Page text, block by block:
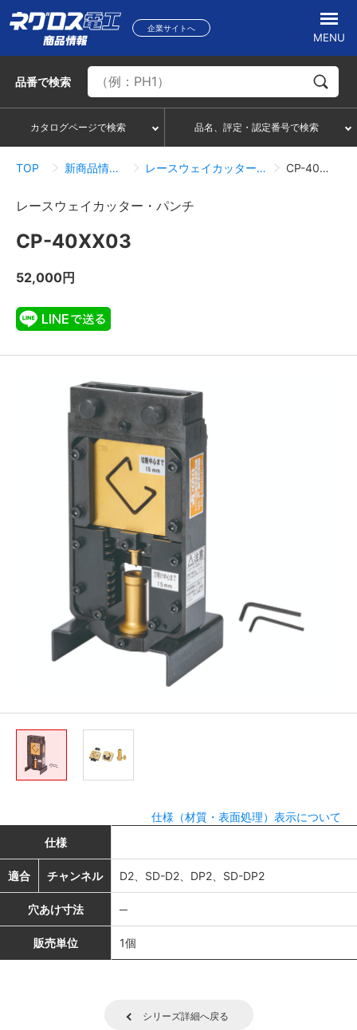
企業サイトへ
MENU
品番で検索
カタログページで検索 品名、評定・認定番号で検索
TOP 新商品情報一覧 レースウェイカッター・パンチ CP-40XX03
レースウェイカッター・パンチ
CP-40XX03
52,000円
仕様（材質・表面処理）表示について
仕様
適合 チャンネル D2、SD-D2、DP2、SD-DP2
穴あけ寸法 ─
販売単位 1個
シリーズ詳細へ戻る